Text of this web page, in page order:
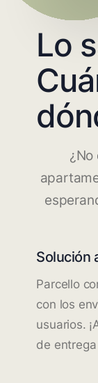
Lo
Solución
Parcello
con los
usuarios.
de